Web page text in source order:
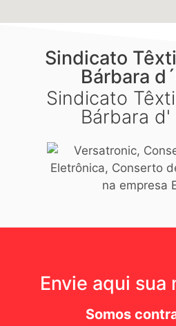
Sindicato
Bárbara
Sindicato
Bárbara
Envie aqui sua
Somos